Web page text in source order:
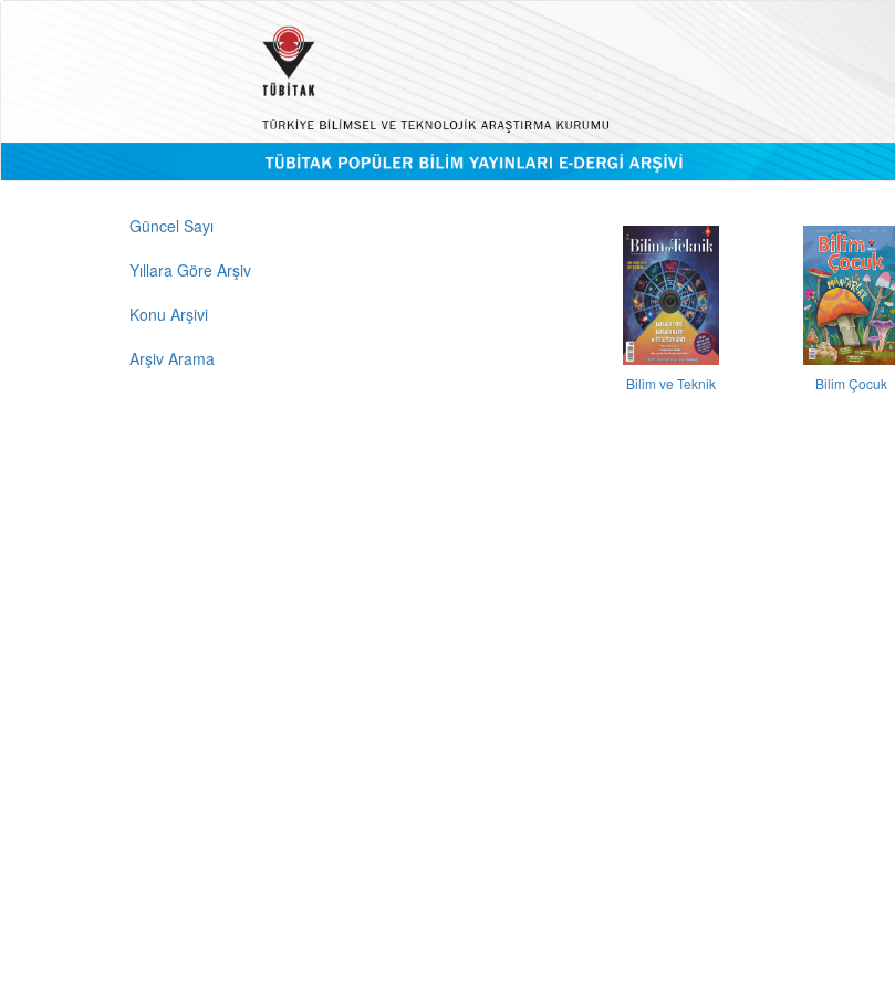
Güncel Sayı
Yıllara Göre Arşiv
Konu Arşivi
Arşiv Arama
Bilim ve Teknik Bilim Çocuk